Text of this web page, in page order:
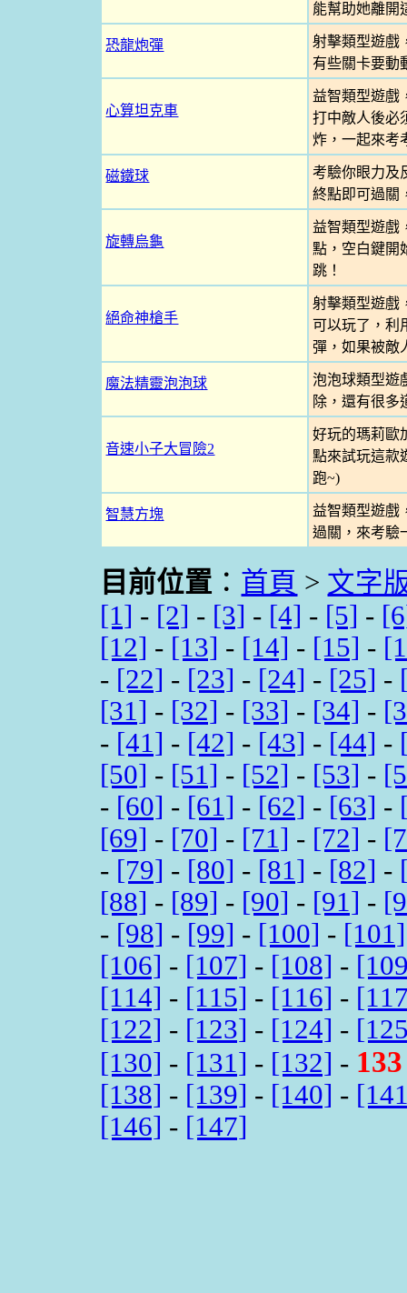
能幫助她離開
恐龍炮彈
射擊類型遊戲
有些關卡要動
心算坦克車
益智類型遊戲
打中敵人後必
炸，一起來考
磁鐵球
考驗你眼力及
終點即可過關
旋轉烏龜
益智類型遊戲
點，空白鍵開
跳！
絕命神槍手
射擊類型遊戲
可以玩了，利
彈，如果被敵
魔法精靈泡泡球
泡泡球類型遊
除，還有很多
音速小子大冒險2
好玩的瑪莉歐
點來試玩這款
跑~)
智慧方塊
益智類型遊戲
過關，來考驗
目前位置 ： 首頁 > 文字
[1] - [2] - [3] - [4] - [5] -
[12] - [13] - [14] - [15] -
- [22] - [23] - [24] - [25] -
[31] - [32] - [33] - [34] -
- [41] - [42] - [43] - [44] -
[50] - [51] - [52] - [53] -
- [60] - [61] - [62] - [63] -
[69] - [70] - [71] - [72] -
- [79] - [80] - [81] - [82] -
[88] - [89] - [90] - [91] -
- [98] - [99] - [100] - [101]
[106] - [107] - [108] -
[114] - [115] - [116] -
[122] - [123] - [124] -
[130] - [131] - [132] - 133
[138] - [139] - [140] -
[146] - [147]